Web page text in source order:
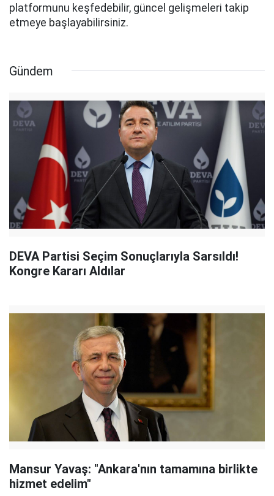
platformunu keşfedebilir, güncel gelişmeleri takip
etmeye başlayabilirsiniz.
Gündem
DEVA Partisi Seçim Sonuçlarıyla Sarsıldı!
Kongre Kararı Aldılar
Mansur Yavaş: "Ankara'nın tamamına birlikte
hizmet edelim"